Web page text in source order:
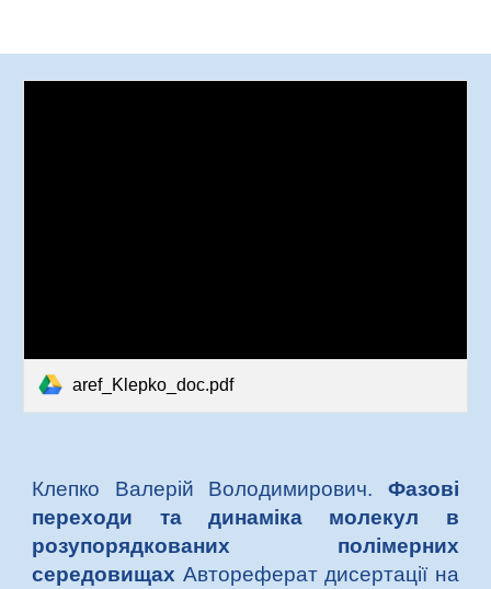
aref_Klepko_doc.pdf
Клепко Валерій Володимирович. Фазові
переходи та динаміка молекул в
розупорядкованих полімерних
середовищах Автореферат дисертації на